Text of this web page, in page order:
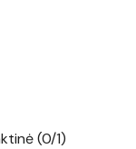
(0/1)